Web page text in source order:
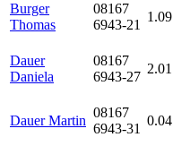
Burger
Thomas
08167
6943-21
1.09
Dauer
Daniela
08167
6943-27
2.01
Dauer Martin
08167
6943-31
0.04